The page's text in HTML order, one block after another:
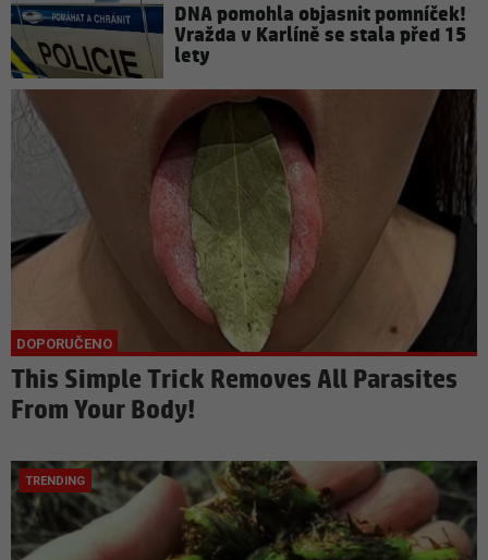
DNA pomohla objasnit pomníček!
Vražda v Karlíně se stala před 15
lety
This Simple Trick Removes All Parasites
From Your Body!